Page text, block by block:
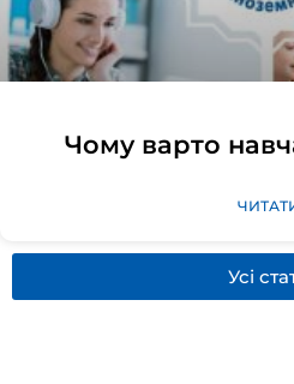
Чому варто
Усі